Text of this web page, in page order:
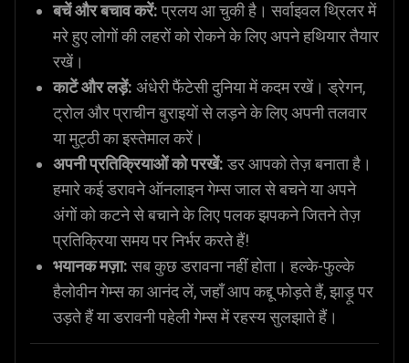
बचें और बचाव करें:प्रलय आ चुकी है। सर्वाइवल थ्रिलर में
मरे हुए लोगों की लहरों को रोकने के लिए अपने हथियार तैयार
रखें।
काटें और लड़ें: अंधेरी फैंटेसी दुनिया में कदम रखें। ड्रेगन,
ट्रोल और प्राचीन बुराइयों से लड़ने के लिए अपनी तलवार
या मुट्ठी का इस्तेमाल करें।
अपनी प्रतिक्रियाओं को परखें:डर आपको तेज़ बनाता है।
हमारे कई डरावने ऑनलाइन गेम्स जाल से बचने या अपने
अंगों को कटने से बचाने के लिए पलक झपकने जितने तेज़
प्रतिक्रिया समय पर निर्भर करते हैं!
भयानक मज़ा:सब कुछ डरावना नहीं होता। हल्के-फुल्के
हैलोवीन गेम्स का आनंद लें, जहाँ आप कद्दू फोड़ते हैं, झाड़ू पर
उड़ते हैं या डरावनी पहेली गेम्स में रहस्य सुलझाते हैं।